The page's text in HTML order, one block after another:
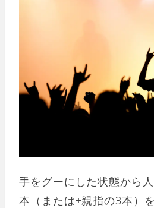
手をグーにした状態から
本（または+親指の3本）